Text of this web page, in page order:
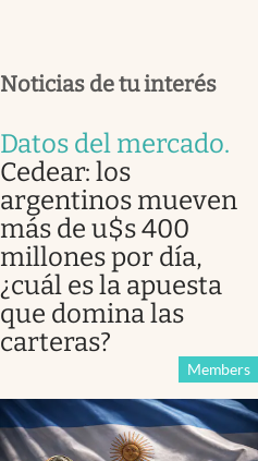
Noticias de tu interés
Datos del mercado.
Cedear: los
argentinos mueven
más de u$s 400
millones por día,
¿cuál es la apuesta
que domina las
carteras?
Members